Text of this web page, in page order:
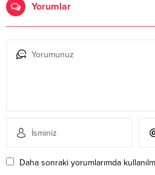
Yorumlar
Daha sonraki yorumlarımda